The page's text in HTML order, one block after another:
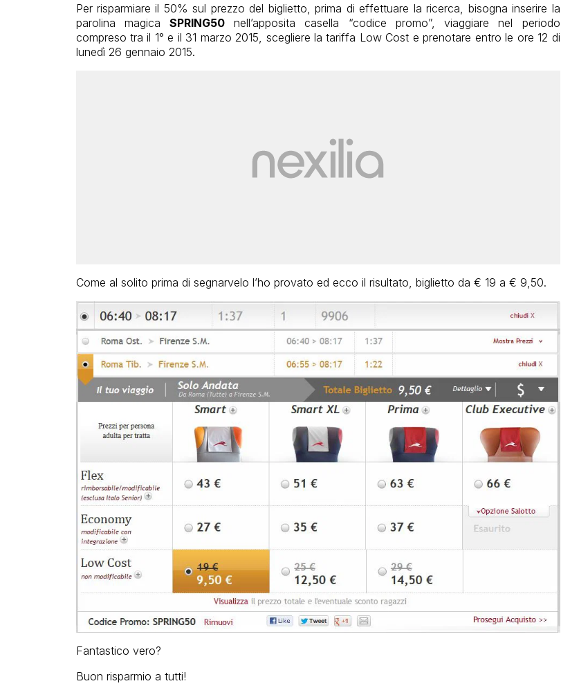
Per risparmiare il 50% sul prezzo del biglietto, prima di effettuare la ricerca, bisogna inserire la
parolina magica SPRING50nell’apposita casella “codice promo”, viaggiare nel periodo
compreso tra il 1° e il 31 marzo 2015, scegliere la tariffa Low Cost e prenotare entro le ore 12 di
lunedì 26 gennaio 2015.
Come al solito prima di segnarvelo l’ho provato ed ecco il risultato, biglietto da € 19 a € 9,50.
Fantastico vero?
Buon risparmio a tutti!